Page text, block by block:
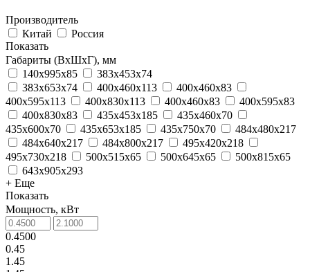
Производитель
Китай
Россия
Показать
Габариты (ВхШхГ), мм
140x995x85
383х453х74
383х653х74
400x460x113
400x460x83
400x595x113
400x830x113 400х460х83
400х595х83
400х830х83
435x453x185
435x460x70
435x600x70
435x653x185 435x750x70
484x480x217
484x640x217
484x800x217
495х420х218
495х730х218
500x515x65 500x645x65
500x815x65
643х905х293
+ Еще
Показать
Мощность, кВт
0.4500
0.45
1.45